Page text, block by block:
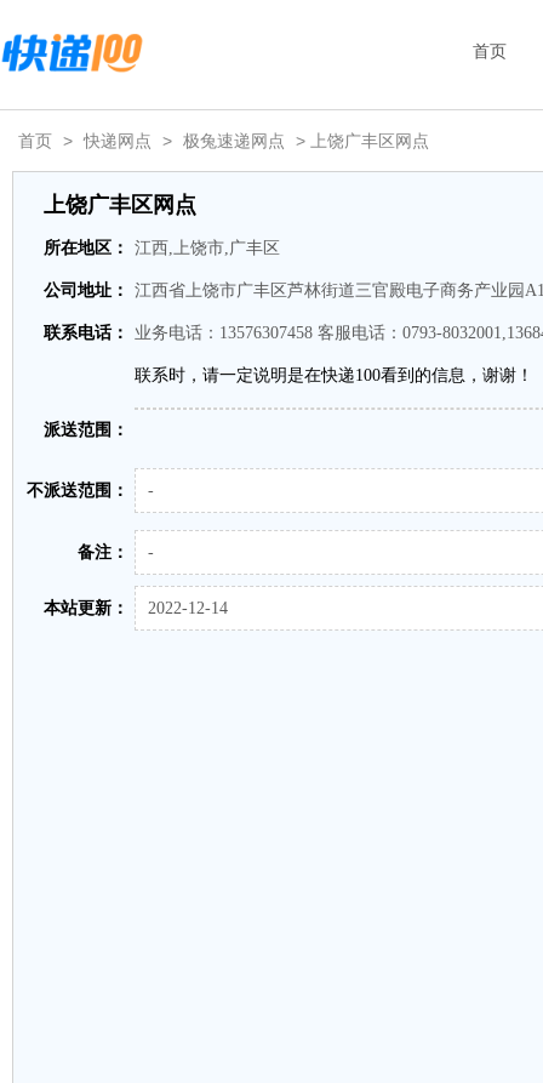
首页
首页 > 快递网点 > 极兔速递网点 > 上饶广丰区网点
上饶广丰区网点
所在地区： 江西,上饶市,广丰区
公司地址： 江西省上饶市广丰区芦林街道三官殿电子商务产业园
联系电话： 业务电话：13576307458 客服电话：0793-
联系时，请一定说明是在快递100看到的信息，谢谢！
派送范围：
不派送范围： -
备注： -
本站更新： 2022-12-14